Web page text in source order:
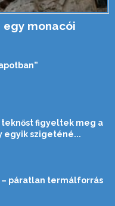
monacói
teknőst figyeltek meg a
egyik szigeténé...
– páratlan termálforrás